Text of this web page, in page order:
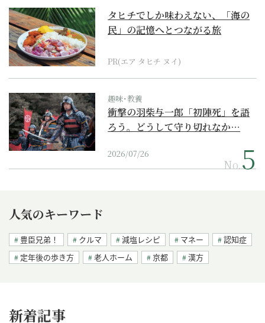
タヒチでしか味わえない、「海の
民」の記憶へとつながる旅
PR(エア タヒチ ヌイ)
趣味･教養
衝撃の羽柴与一郎「初陣死」を語
ろう。どうして守り切れなか…
2026/07/26
No.
人気のキーワード
豊臣兄弟！ クルマ 減塩レシピ マネー
認知症
定年後の歩き方
老人ホーム 京都 漢方
新着記事